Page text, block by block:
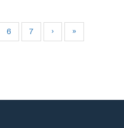
6 7 › »